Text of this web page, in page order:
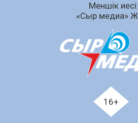
Аумақтан тыс соттылық –
ашықтығы мен
«Дауыс беру учаскесін қалай
Меншік иесі:
«Сыр медиа»
16+